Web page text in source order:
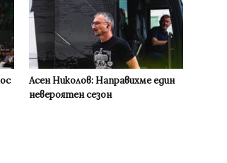
Асен Николов: Направихме един
невероятен сезон